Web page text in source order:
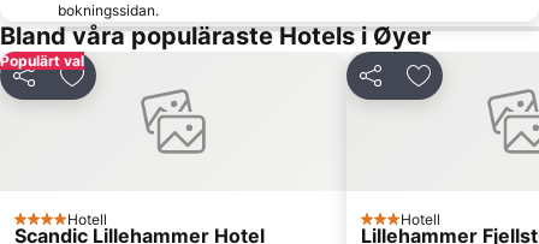
bokningssidan.
Bland våra populäraste Hotels i Øyer
Populärt val
Dela Lägg till i Mina Favoriter
4 Stjärnor
Hotell
Scandic Lillehammer Hotel
Dela Lägg till i
3 Stjärnor
Hotell
Lillehammer